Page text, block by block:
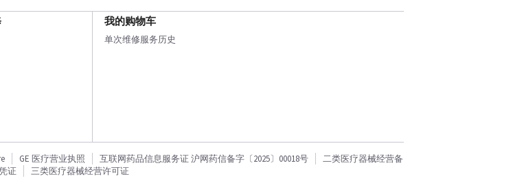
我的购物车
单次维修服务历史
GE 医疗营业执照 互联网药品信息服务证 沪网药信备字〔2025〕00018号
二类医疗器械经营备
证
三类医疗器械经营许可证